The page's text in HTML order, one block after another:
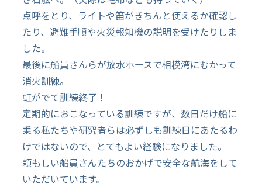
点呼をとり、ライトや笛がきちんと使えるか確認し
たり、避難手順や火災報知機の説明を受けたりしま
した。
最後に船員さんらが放水ホースで相模湾にむかって
消火訓練。
虹がでて訓練終了！
定期的におこなっている訓練ですが、数日だけ船に
乗る私たちや研究者らは必ずしも訓練日にあたるわ
けではないので、とてもよい経験になりました。
頼もしい船員さんたちのおかげで安全な航海をして
いただいています。